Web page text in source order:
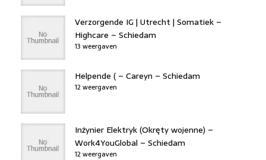
Verzorgende IG | Utrecht | Somatiek –
Highcare – Schiedam
13 weergaven
Helpende ( – Careyn – Schiedam
12 weergaven
Inżynier Elektryk (Okręty wojenne) –
Work4YouGlobal – Schiedam
12 weergaven